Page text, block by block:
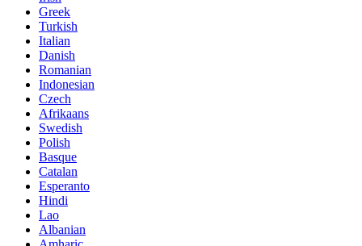
Greek
Turkish
Italian
Danish
Romanian
Indonesian
Czech
Afrikaans
Swedish
Polish
Basque
Catalan
Esperanto
Hindi
Lao
Albanian